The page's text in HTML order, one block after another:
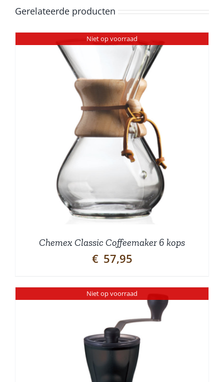
Gerelateerde producten
Niet op voorraad
Chemex Classic Coffeemaker 6 kops
€ 57,95
Niet op voorraad